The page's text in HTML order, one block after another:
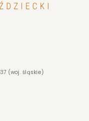
(woj. śląskie)